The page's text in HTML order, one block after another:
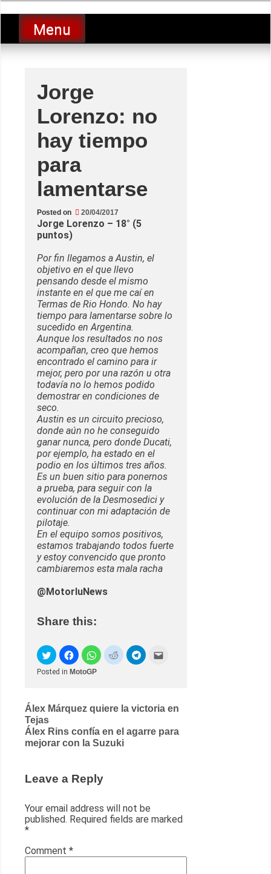
to
contentLucio Lopez GP
luciolopezgp
Menu
Jorge
Lorenzo: no
hay tiempo
para
lamentarse
Posted on 20/04/2017
Jorge Lorenzo – 18° (5
puntos)
Por fin llegamos a Austin, el
objetivo en el que llevo
pensando desde el mismo
instante en el que me caí en
Termas de Rio Hondo. No hay
tiempo para lamentarse sobre lo
sucedido en Argentina.
Aunque los resultados no nos
acompañan, creo que hemos
encontrado el camino para ir
mejor, pero por una razón u otra
todavía no lo hemos podido
demostrar en condiciones de
seco.
Austin es un circuito precioso,
donde aún no he conseguido
ganar nunca, pero donde Ducati,
por ejemplo, ha estado en el
podio en los últimos tres años.
Es un buen sitio para ponernos
a prueba, para seguir con la
evolución de la Desmosedici y
continuar con mi adaptación de
pilotaje.
En el equipo somos positivos,
estamos trabajando todos fuerte
y estoy convencido que pronto
cambiaremos esta mala racha
@MotorluNews
Share this:
Posted in MotoGP
Post
navigation
Álex Márquez quiere la victoria en
Tejas
Álex Rins confía en el agarre para
mejorar con la Suzuki
Leave a Reply
Your email address will not be
published. Required fields are marked
*
Comment *